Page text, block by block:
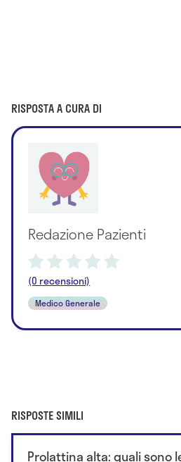
RISPOSTA A CURA DI
Redazione Pazienti
(0 recensioni)
Medico Generale
RISPOSTE SIMILI
Prolattina alta: quali sono